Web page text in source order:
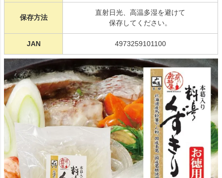
保存方法
直射日光、高温多湿を避けて
保存してください。
JAN 4973259101100